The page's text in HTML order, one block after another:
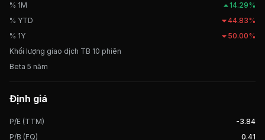
% 1M
14.29%
% YTD
44.83%
% 1Y
50.00%
Khối lượng giao dịch TB 10 phiên
Beta 5 năm
Định giá
P/E (TTM)
-3.84
P/B (FQ)
0.41